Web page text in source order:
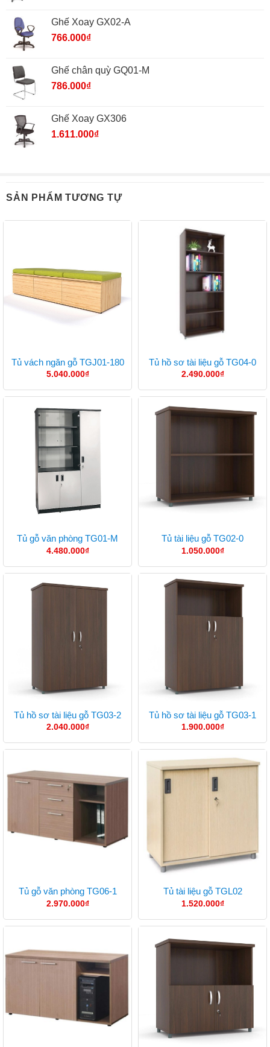
Ghế Xoay GX02-A
766.000₫
Ghế chân quỳ GQ01-M
786.000₫
Ghế Xoay GX306
1.611.000₫
SẢN PHẨM TƯƠNG TỰ
Tủ vách ngăn gỗ TGJ01-180
5.040.000₫
Tủ hồ sơ tài liệu gỗ TG04-0
2.490.000₫
Tủ gỗ văn phòng TG01-M
4.480.000₫
Tủ tài liệu gỗ TG02-0
1.050.000₫
Tủ hồ sơ tài liệu gỗ TG03-2
2.040.000₫
Tủ hồ sơ tài liệu gỗ TG03-1
1.900.000₫
Tủ gỗ văn phòng TG06-1
2.970.000₫
Tủ tài liệu gỗ TGL02
1.520.000₫